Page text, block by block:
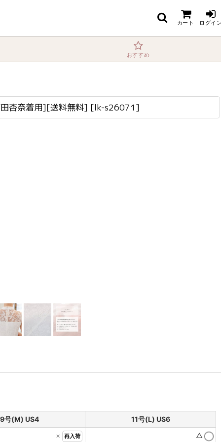
カート ログイ
おすすめ
杏奈着用][送料無料] [lk-s26071 ]
9号(M) US4
11号(L) US6
×
再入荷 △